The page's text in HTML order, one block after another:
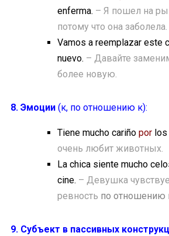
enferma. – Я пошел на
потому что она заболела.
Vamos a reemplazar este
nuevo. – Давайте
более новую.
8. Эмоции (к, по отношению к):
Tiene mucho cariño por
очень любит животных.
La chica siente mucho
cine. – Девушка
ревность по отношению
9. Субъект в пассивных